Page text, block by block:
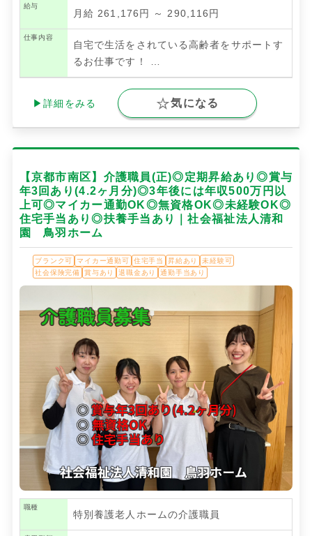
給与
月給 261,176円 ～ 290,116円
仕事内容
自宅で生活をされている高齢者をサポートす
るお仕事です！
▶詳細をみる 気になる
【京都市南区】介護職員(正)◎定期昇給あり◎賞与
年3回あり(4.2ヶ月分)◎3年後には年収500万円以
上可◎マイカー通勤OK◎無資格OK◎未経験OK◎
住宅手当あり◎扶養手当あり｜社会福祉法人清和
園 鳥羽ホーム
ブランク可 マイカー通勤可 住宅手当 昇給あり
未経験可
社会保険完備
賞与あり 退職金あり 通勤手当あり
職種
特別養護老人ホームの介護職員